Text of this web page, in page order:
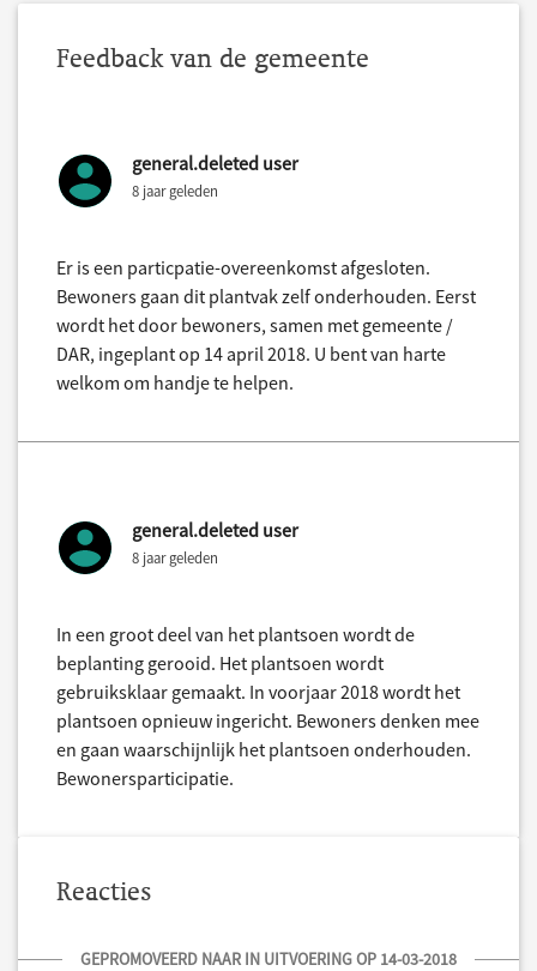
Feedback van de gemeente
general.deleted user
8 jaar geleden
Er is een particpatie-overeenkomst afgesloten.
Bewoners gaan dit plantvak zelf onderhouden. Eerst
wordt het door bewoners, samen met gemeente /
DAR, ingeplant op 14 april 2018. U bent van harte
welkom om handje te helpen.
general.deleted user
8 jaar geleden
In een groot deel van het plantsoen wordt de
beplanting gerooid. Het plantsoen wordt
gebruiksklaar gemaakt. In voorjaar 2018 wordt het
plantsoen opnieuw ingericht. Bewoners denken mee
en gaan waarschijnlijk het plantsoen onderhouden.
Bewonersparticipatie.
Reacties
GEPROMOVEERD NAAR IN UITVOERING OP 14-03-2018